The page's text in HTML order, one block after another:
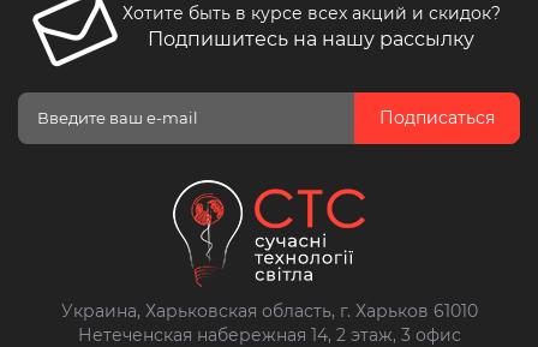
Хотите быть в курсе всех акций и скидок?
Подпишитесь на нашу рассылку
Подписаться
Украина, Харьковская область, г. Харьков 61010
Нетеченская набережная 14, 2 этаж, 3 офис